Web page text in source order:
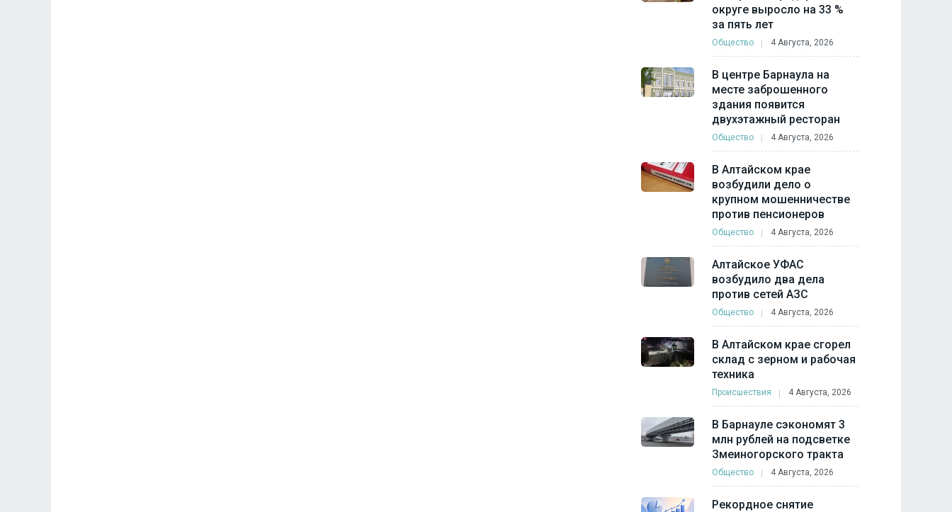
округе выросло на 33 %
за пять лет
Общество 4 Августа, 2026
В центре Барнаула на
месте заброшенного
здания появится
двухэтажный ресторан
Общество 4 Августа, 2026
В Алтайском крае
возбудили дело о
крупном мошенничестве
против пенсионеров
Общество 4 Августа, 2026
Алтайское УФАС
возбудило два дела
против сетей АЗС
Общество 4 Августа, 2026
В Алтайском крае сгорел
склад с зерном и рабочая
техника
Происшествия 4 Августа, 2026
В Барнауле сэкономят 3
млн рублей на подсветке
Змеиногорского тракта
Общество 4 Августа, 2026
Рекордное снятие